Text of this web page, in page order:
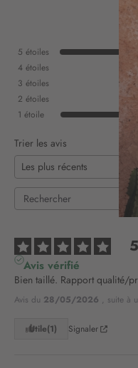
5 étoiles
4 étoiles
3 étoiles
2 étoiles
1 étoile
Trier les avis
5
Avis vérifié
Bien taillé. Rapport qualité/
Avis du 28/05/2026 , suite à
Utile(1) Signaler